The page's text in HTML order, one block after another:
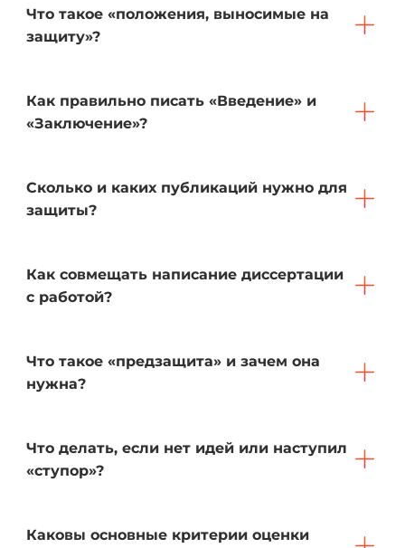
Что такое «положения, выносимые на
защиту»?
Как правильно писать «Введение» и
«Заключение»?
Сколько и каких публикаций нужно для
защиты?
Как совмещать написание диссертации
с работой?
Что такое «предзащита» и зачем она
нужна?
Что делать, если нет идей или наступил
«ступор»?
Каковы основные критерии оценки